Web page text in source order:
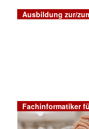
Ausbildung zur/
Fachinformatiker